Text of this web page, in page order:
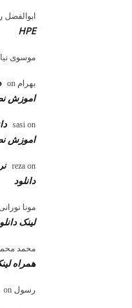
HPE
موسوی نیا
بهرام
اموزش
sasi on
اموزش
reza on
دانلود
مونا
لینک
محمد
همراه
رسول